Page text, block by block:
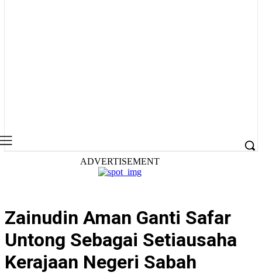
ADVERTISEMENT
Zainudin Aman Ganti Safar
Untong Sebagai Setiausaha
Kerajaan Negeri Sabah